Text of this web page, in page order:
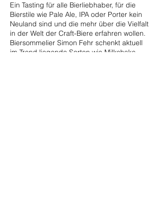
Ein Tasting für alle Bierliebhaber, für die
Bierstile wie Pale Ale, IPA oder Porter kein
Neuland sind und die mehr über die Vielfalt
in der Welt der Craft-Biere erfahren wollen.
Biersommelier Simon Fehr schenkt aktuell
im Trend liegende Sorten wie Milkshake-